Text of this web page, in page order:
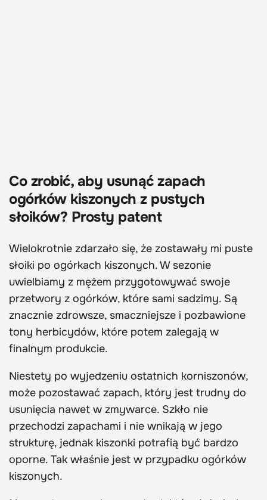
Co zrobić, aby usunąć zapach
ogórków kiszonych z pustych
słoików? Prosty patent
Wielokrotnie zdarzało się, że zostawały mi puste
słoiki po ogórkach kiszonych. W sezonie
uwielbiamy z mężem przygotowywać swoje
przetwory z ogórków, które sami sadzimy. Są
znacznie zdrowsze, smaczniejsze i pozbawione
tony herbicydów, które potem zalegają w
finalnym produkcie.
Niestety po wyjedzeniu ostatnich korniszonów,
może pozostawać zapach, który jest trudny do
usunięcia nawet w zmywarce. Szkło nie
przechodzi zapachami i nie wnikają w jego
strukturę, jednak kiszonki potrafią być bardzo
oporne. Tak właśnie jest w przypadku ogórków
kiszonych.